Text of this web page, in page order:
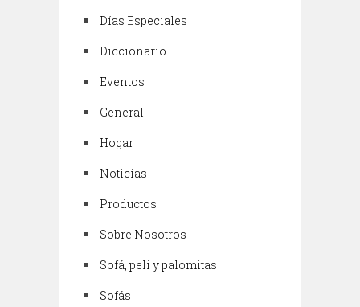
Días Especiales
Diccionario
Eventos
General
Hogar
Noticias
Productos
Sobre Nosotros
Sofá, peli y palomitas
Sofás